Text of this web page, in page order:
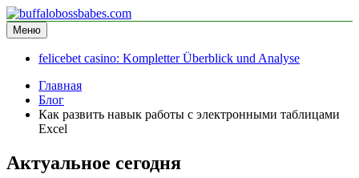
Перейти
к
содержимому
buffalobossbabes.com
информационный сайт
Меню
felicebet casino: Kompletter Überblick und Analyse
Главная
Блог
Как развить навык работы с электронными таблицами
Excel
Актуальное сегодня